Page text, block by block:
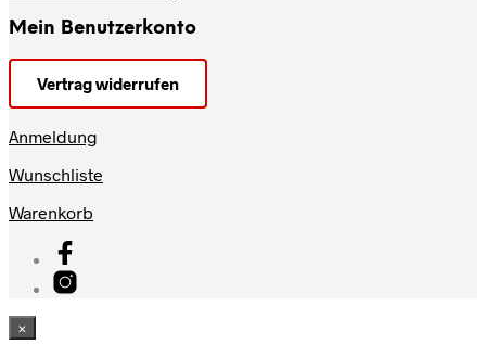
Mein Benutzerkonto
Vertrag widerrufen
Anmeldung
Wunschliste
Warenkorb
×